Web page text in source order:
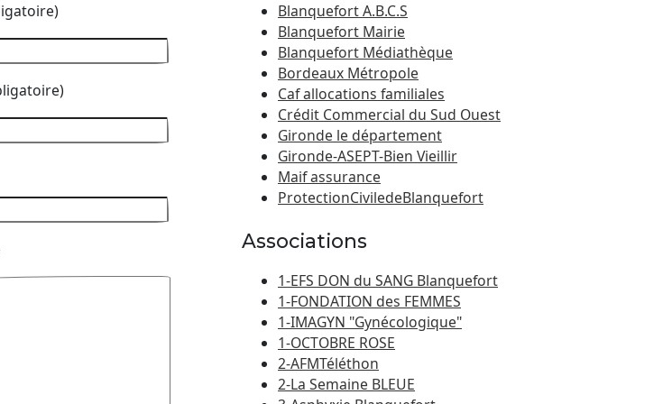
Blanquefort A.B.C.S
Blanquefort Mairie
Blanquefort Médiathèque
Bordeaux Métropole
Caf allocations familiales
Crédit Commercial du Sud Ouest
Gironde le département
Gironde-ASEPT-Bien Vieillir
Maif assurance
ProtectionCiviledeBlanquefort
Associations
1-EFS DON du SANG Blanquefort
1-FONDATION des FEMMES
1-IMAGYN "Gynécologique"
1-OCTOBRE ROSE
2-AFMTéléthon
2-La Semaine BLEUE